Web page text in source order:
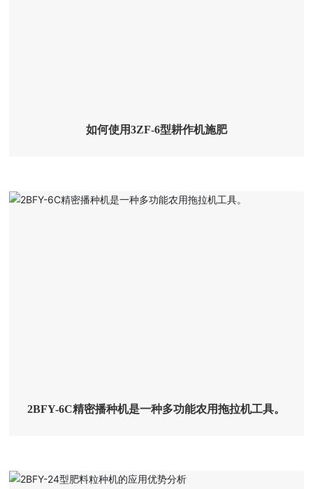
如何使用3ZF-6型耕作机施肥
2BFY-6C精密播种机是一种多功能农用拖拉机工具。